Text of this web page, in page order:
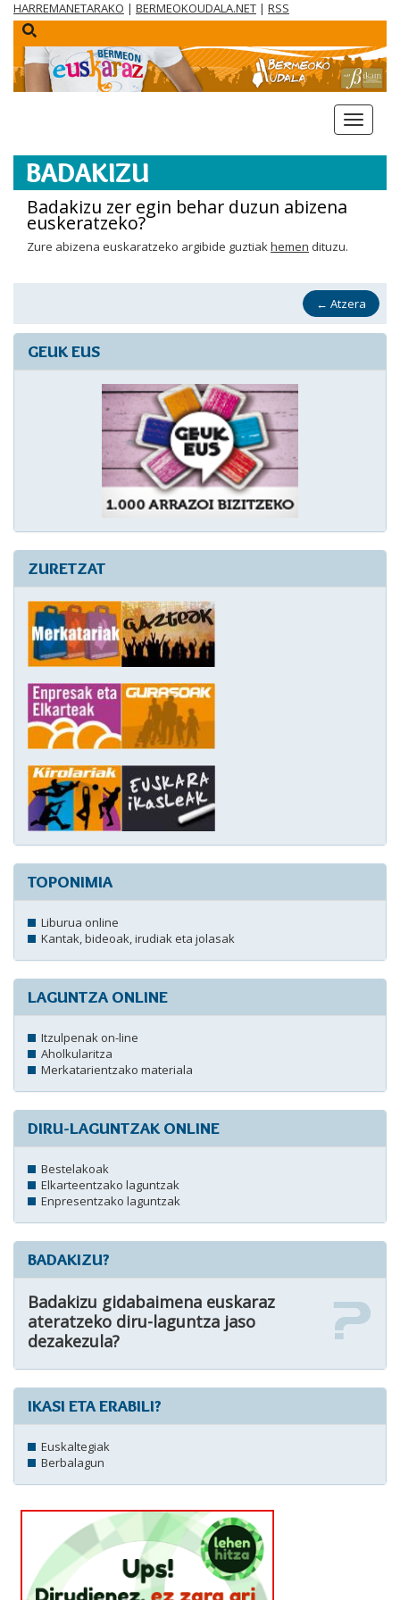
HARREMANETARAKO | BERMEOKOUDALA.NET | RSS
menua
BADAKIZU
Badakizu zer egin behar duzun abizena
euskeratzeko?
Zure abizena euskaratzeko argibide guztiakhemen dituzu.
← Atzera
GEUK EUS
ZURETZAT
TOPONIMIA
Liburua online
Kantak, bideoak, irudiak eta jolasak
LAGUNTZA ONLINE
Itzulpenak on-line
Aholkularitza
Merkatarientzako materiala
DIRU-LAGUNTZAK ONLINE
Bestelakoak
Elkarteentzako laguntzak
Enpresentzako laguntzak
BADAKIZU?
Badakizu gidabaimena euskaraz
ateratzeko diru-laguntza jaso
dezakezula?
IKASI ETA ERABILI?
Euskaltegiak
Berbalagun